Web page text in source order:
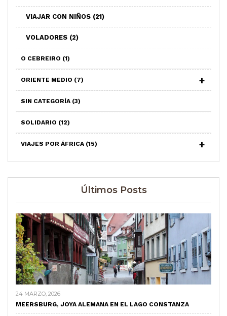
VIAJAR CON NIÑOS (21)
VOLADORES (2)
O CEBREIRO (1)
ORIENTE MEDIO (7)
SIN CATEGORÍA (3)
SOLIDARIO (12)
VIAJES POR ÁFRICA (15)
Últimos Posts
24 MARZO, 2026
MEERSBURG, JOYA ALEMANA EN EL LAGO CONSTANZA